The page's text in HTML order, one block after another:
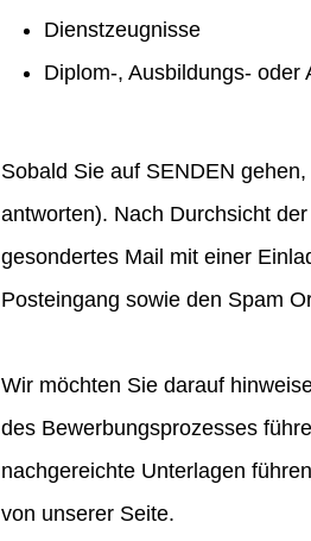
Dienstzeugnisse
Diplom-, Ausbildungs- oder
Sobald Sie auf SENDEN
antworten). Nach Durchsicht
gesondertes Mail mit einer
Posteingang sowie den Spam
Wir möchten Sie darauf
des Bewerbungsprozesses
nachgereichte Unterlagen
von unserer Seite.